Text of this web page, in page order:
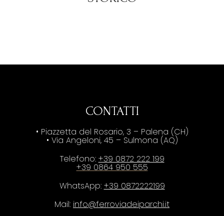
CONTATTI
• Piazzetta del Rosario, 3 – Palena (CH)
• Via Angeloni, 45 – Sulmona (AQ)
Telefono: +39 0872 222 199
+39 0864 950 555
WhatsApp: +39 0872222199
Mail: info@ferroviadeiparchi.it